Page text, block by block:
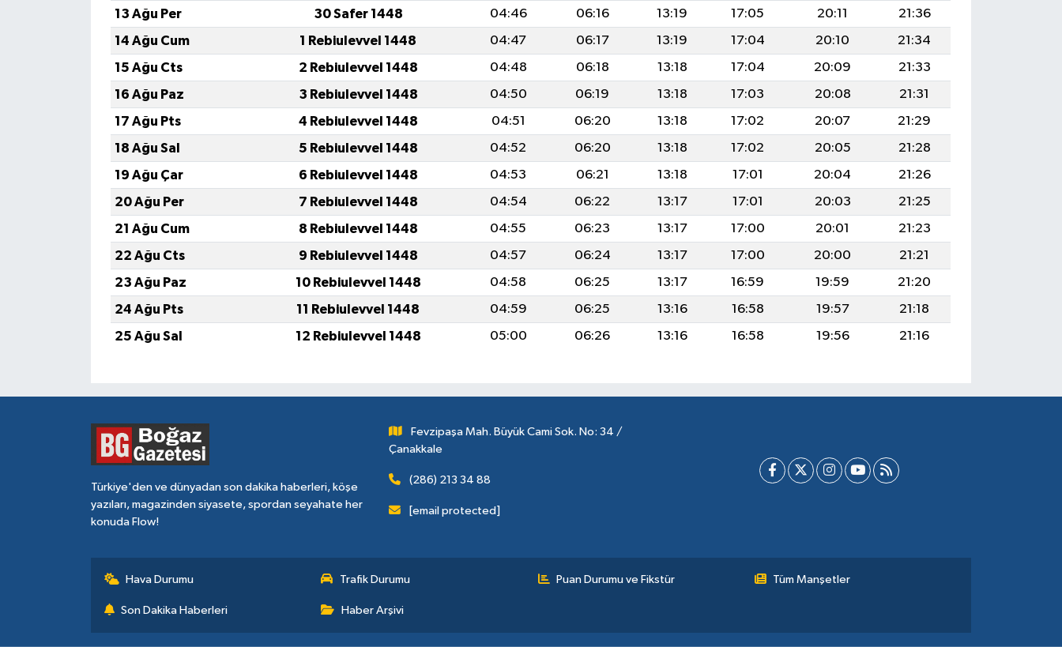
13 Ağu Per
30 Safer 1448 04:46 06:16 13:19 17:05 20:11
21:36
14 Ağu Cum
1 Rebiulevvel 1448 04:47 06:17 13:19 17:04 20:10
21:34
15 Ağu Cts
2 Rebiulevvel 1448 04:48 06:18 13:18 17:04 20:09
21:33
16 Ağu Paz
3 Rebiulevvel 1448 04:50 06:19 13:18 17:03 20:08
21:31
17 Ağu Pts
4 Rebiulevvel 1448 04:51 06:20 13:18 17:02 20:07
21:29
18 Ağu Sal
5 Rebiulevvel 1448 04:52 06:20 13:18 17:02 20:05
21:28
19 Ağu Çar
6 Rebiulevvel 1448 04:53 06:21 13:18 17:01 20:04
21:26
20 Ağu Per
7 Rebiulevvel 1448 04:54 06:22 13:17 17:01 20:03
21:25
21 Ağu Cum
8 Rebiulevvel 1448 04:55 06:23 13:17 17:00 20:01
21:23
22 Ağu Cts
9 Rebiulevvel 1448 04:57 06:24 13:17 17:00 20:00
21:21
23 Ağu Paz
10 Rebiulevvel 1448 04:58 06:25 13:17 16:59 19:59
21:20
24 Ağu Pts
11 Rebiulevvel 1448 04:59 06:25 13:16 16:58 19:57
21:18
25 Ağu Sal
12 Rebiulevvel 1448 05:00 06:26 13:16 16:58 19:56 21:16
Türkiye'den ve dünyadan son dakika haberleri, köşe
yazıları, magazinden siyasete, spordan seyahate her
konuda Flow!
Fevzipaşa Mah. Büyük Cami Sok. No: 34 /
Çanakkale
(286) 213 34 88
[email protected]
Hava Durumu Trafik Durumu Puan Durumu ve Fikstür Tüm Manşetler
Son Dakika Haberleri Haber Arşivi